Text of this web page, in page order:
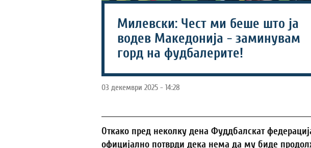
Милевски: Чест ми беше што ја
водев Македонија - заминувам
горд на фудбалерите!
03 декември 2025 - 14:28
Откако пред неколку дена Фуддбалскат
официјално потврди дека нема да му биде